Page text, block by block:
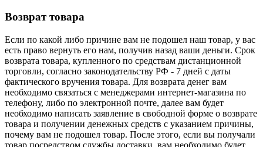
Возврат товара
Если по какой либо причине вам не подошел наш товар, у вас
есть право вернуть его нам, получив назад ваши деньги. Срок
возврата товара, купленного по средствам дистанционной
торговли, согласно законодательству РФ - 7 дней с даты
фактического вручения товара. Для возврата денег вам
необходимо связаться с менеджерами интернет-магазина по
телефону, либо по электронной почте, далее вам будет
необходимо написать заявление в свободной форме о возврате
товара и получении денежных средств с указанием причины,
почему вам не подошел товар. После этого, если вы получали
товар посредством службы доставки, вам необходимо будет